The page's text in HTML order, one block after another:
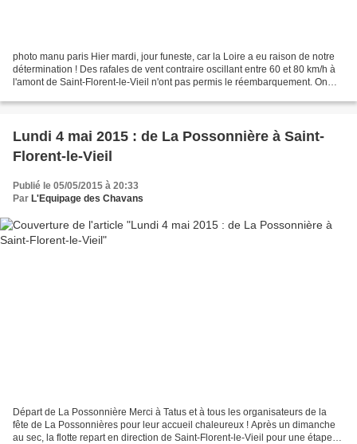
photo manu paris Hier mardi, jour funeste, car la Loire a eu raison de notre
détermination ! Des rafales de vent contraire oscillant entre 60 et 80 km/h à
l'amont de Saint-Florent-le-Vieil n'ont pas permis le réembarquement. On
Lundi 4 mai 2015 : de La Possonnière à Saint-
Florent-le-Vieil
Publié le 05/05/2015 à 20:33
Par L'Equipage des Chavans
Départ de La Possonnière Merci à Tatus et à tous les organisateurs de la
fête de La Possonnières pour leur accueil chaleureux ! Après un dimanche
au sec, la flotte repart en direction de Saint-Florent-le-Vieil pour une étape